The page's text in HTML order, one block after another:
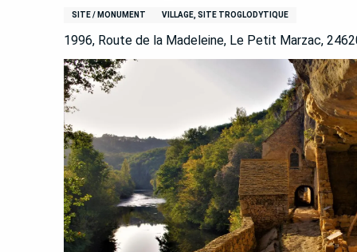
SITE / MONUMENT VILLAGE, SITE TROGLODYTIQUE
1996, Route de la Madeleine, Le Petit Marzac,